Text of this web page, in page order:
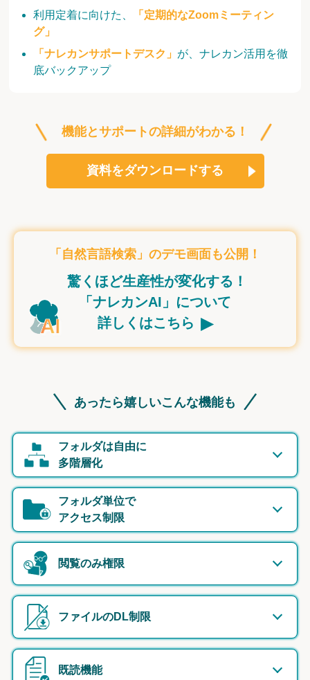
利用定着に向けた、
「定期的なZoomミーティン
グ」
「ナレカンサポートデスク」 が、ナレカン活用を徹
底バックアップ
機能とサポートの詳細がわかる！
資料をダウンロードする
「自然言語検索」のデモ画面も公開！
驚くほど生産性が変化する！
「ナレカンAI」について
詳しくはこちら ▸
あったら嬉しいこんな機能も
フォルダは自由に
多階層化
フォルダ単位で
アクセス制限
閲覧のみ権限
ファイルのDL制限
既読機能